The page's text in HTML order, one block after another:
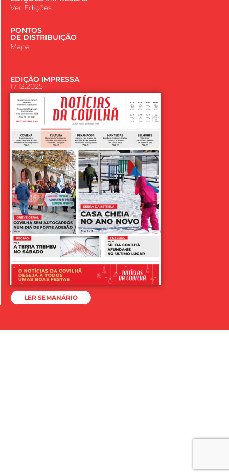
Ver Edições
PONTOS
DE DISTRIBUIÇÃO
Mapa
EDIÇÃO IMPRESSA
17.12.2025
LER SEMANÁRIO